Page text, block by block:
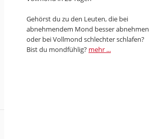
Gehörst du zu den Leuten, die bei
abnehmendem Mond besser abnehmen
oder bei Vollmond schlechter schlafen?
Bist du mondfühlig? mehr ...